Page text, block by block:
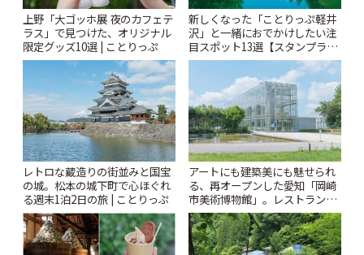
上野「大ゴッホ展 夜のカフェテ
ラス」で見つけた、オリジナル
限定グッズ10選 | ことりっぷ
新しくなった「ことりっぷ軽井
沢」と一緒におでかけしたい注
目スポット13選【スタンプラリ
ー開催中】 | ことりっぷ
レトロな蔵造りの街並みと国宝
の城。松本の城下町で心ほぐれ
る週末1泊2日の旅 | ことりっぷ
アートにも建築美にも魅せられ
る、再オープンした愛知「岡崎
市美術博物館」。レストランや
ショップも充実 | ことりっぷ